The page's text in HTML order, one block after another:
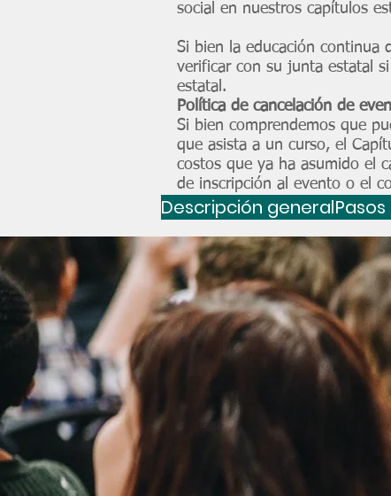
social en nuestros capítulos
Si bien la educación continua
verificar con su junta estatal
estatal.
Política de cancelación de
Si bien comprendemos que
que asista a un curso, el
costos que ya ha asumido el
de inscripción al evento o el
Descripción general de la